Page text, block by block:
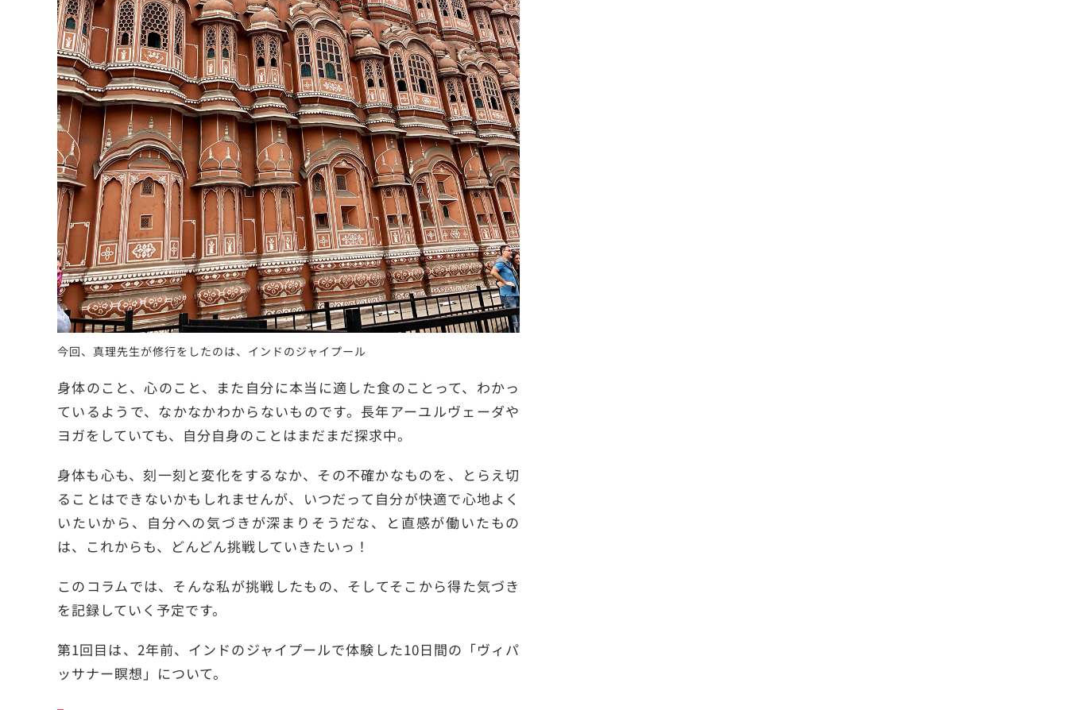
今回、真理先生が修行をしたのは、インドのジャイプール
身体のこと、心のこと、また自分に本当に適した食のことって、わかっ
ているようで、なかなかわからないものです。長年アーユルヴェーダや
ヨガをしていても、自分自身のことはまだまだ探求中。
身体も心も、刻一刻と変化をするなか、その不確かなものを、とらえ切
ることはできないかもしれませんが、いつだって自分が快適で心地よく
いたいから、自分への気づきが深まりそうだな、と直感が働いたもの
は、これからも、どんどん挑戦していきたいっ！
このコラムでは、そんな私が挑戦したもの、そしてそこから得た気づき
を記録していく予定です。
第1回目は、2年前、インドのジャイプールで体験した10日間の「ヴィパ
ッサナー瞑想」について。